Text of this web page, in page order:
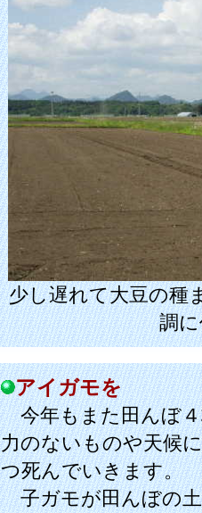
少し遅れて大豆の種
調
アイガモを
今年もまた田んぼ４
力のないものや天候
つ死んでいきます。
子ガモが田んぼの土